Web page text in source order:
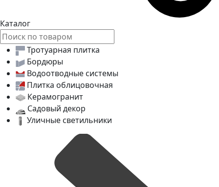
Каталог
Тротуарная плитка
Бордюры
Водоотводные системы
Плитка облицовочная
Керамогранит
Садовый декор
Уличные светильники